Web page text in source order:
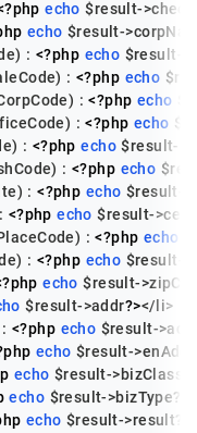
echo $result-
echo $result-
:
<?php echo $result
:
<?php echo
:
<?php echo
:
<?php echo
:
<?php echo $result-
:
<?php echo
:
<?php echo $result
<?php echo $result-
:
<?php echo
:
<?php echo $result
echo $result-
$result->addr?></li>
<?php echo $result-
echo $result->enAddr
echo $result->bizClass
echo $result->bizType?>
echo $result->result?>